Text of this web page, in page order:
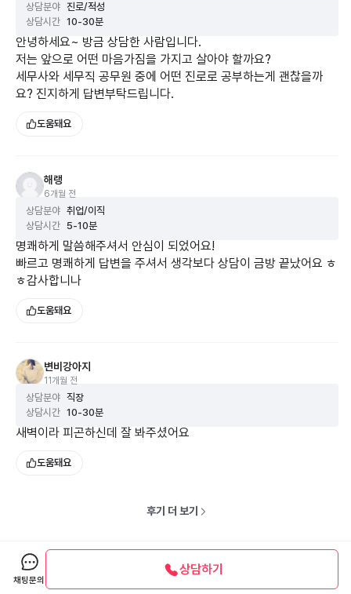
상담분야
진로/적성
상담시간 10-30분
안녕하세요~ 방금 상담한 사람입니다.
저는 앞으로 어떤 마음가짐을 가지고 살아야 할까요?
세무사와 세무직 공무원 중에 어떤 진로로 공부하는게 괜찮을까
요? 진지하게 답변부탁드립니다.
도움돼요
해랭
6개월 전
상담분야 취업/이직
상담시간 5-10분
명쾌하게 말씀해주셔서 안심이 되었어요!
빠르고 명쾌하게 답변을 주셔서 생각보다 상담이 금방 끝났어요 ㅎ
ㅎ감사합니나
도움돼요
변비강아지
11개월 전
상담분야 직장
상담시간 10-30분
새벽이라 피곤하신데 잘 봐주셨어요
도움돼요
후기 더 보기
채팅문의
상담하기